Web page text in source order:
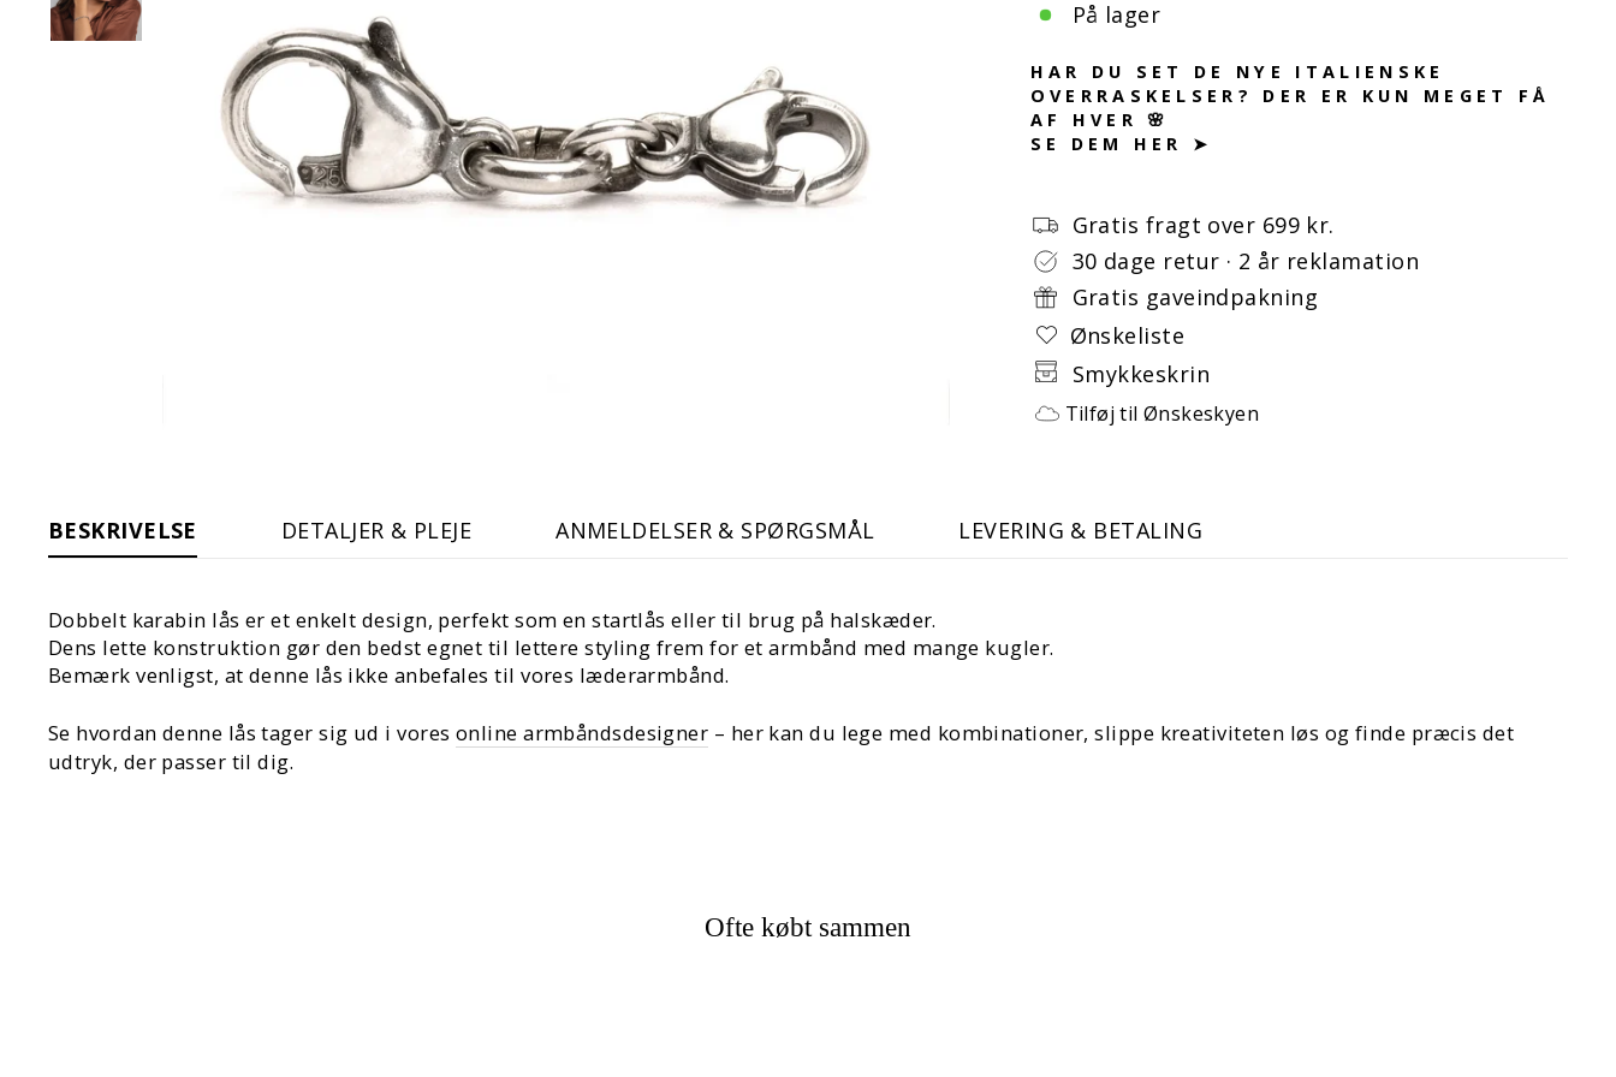
På lager
HAR DU SET DE NYE ITALIENSKE
OVERRASKELSER? DER ER KUN MEGET FÅ
AF HVER 🌸
SE DEM HER ➤
Gratis fragt over 699 kr.
30 dage retur · 2 år reklamation
Gratis gaveindpakning
Ønskeliste
Smykkeskrin
Tilføj til Ønskeskyen
BESKRIVELSE DETALJER & PLEJE ANMELDELSER & SPØRGSMÅL LEVERING & BETALING
Dobbelt karabin lås er et enkelt design, perfekt som en startlås eller til brug på halskæder.
Dens lette konstruktion gør den bedst egnet til lettere styling frem for et armbånd med mange kugler.
Bemærk venligst, at denne lås ikke anbefales til vores læderarmbånd.
Se hvordan denne lås tager sig ud i vores online armbåndsdesigner – her kan du lege med kombinationer, slippe kreativiteten løs og finde præcis det
udtryk, der passer til dig.
Ofte købt sammen